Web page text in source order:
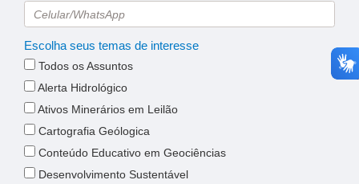
Escolha seus temas de interesse
Todos os Assuntos
Alerta Hidrológico
Ativos Minerários em Leilão
Cartografia Geólogica
Conteúdo Educativo em Geociências
Desenvolvimento Sustentável